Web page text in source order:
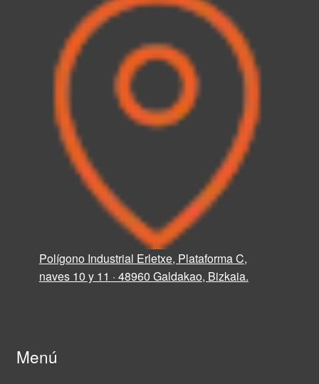
Polígono Industrial Erletxe, Plataforma C,
naves 10 y 11 · 48960 Galdakao, Bizkaia.
Menú